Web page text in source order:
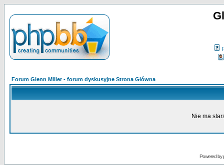
Forum Glenn Miller - forum dyskusyjne Strona Główna
Nie ma
Powered by